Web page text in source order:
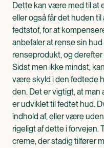
Dette kan være med til at
eller også får det huden
fedtstof, for at
anbefaler at rense sin
renseprodukt, og
Sidst men ikke mindst,
være skyld i den fedtede
den. Det er vigtigt, at
er udviklet til fedtet hud.
indhold af, eller være
rigeligt af dette i
creme, der stadig tilfører